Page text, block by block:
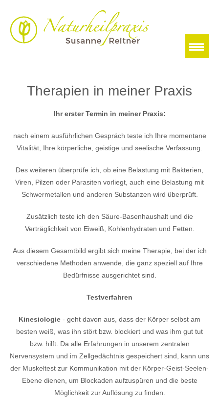
Therapien in meiner Praxis
Ihr erster Termin in meiner Praxis:
nach einem ausführlichen Gespräch teste ich Ihre momentane
Vitalität, Ihre körperliche, geistige und seelische Verfassung.
Des weiteren überprüfe ich, ob eine Belastung mit Bakterien,
Viren, Pilzen oder Parasiten vorliegt, auch eine Belastung mit
Schwermetallen und anderen Substanzen wird überprüft.
Zusätzlich teste ich den Säure-Basenhaushalt und die
Verträglichkeit von Eiweiß, Kohlenhydraten und Fetten.
Aus diesem Gesamtbild ergibt sich meine Therapie, bei der ich
verschiedene Methoden anwende, die ganz speziell auf Ihre
Bedürfnisse ausgerichtet sind.
Testverfahren
Kinesiologie - geht davon aus, dass der Körper selbst am
besten weiß, was ihn stört bzw. blockiert und was ihm gut tut
bzw. hilft. Da alle Erfahrungen in unserem zentralen
Nervensystem und im Zellgedächtnis gespeichert sind, kann uns
der Muskeltest zur Kommunikation mit der Körper-Geist-Seelen-
Ebene dienen, um Blockaden aufzuspüren und die beste
Möglichkeit zur Auflösung zu finden.